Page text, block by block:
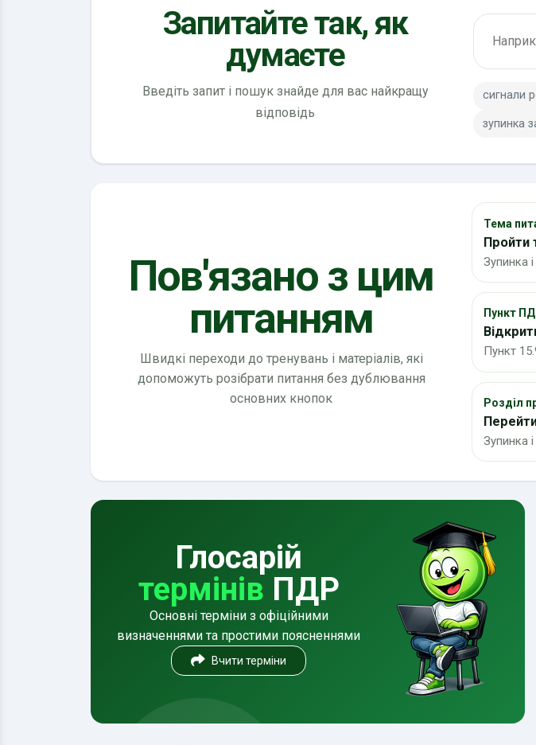
Запитайте так, як
думаєте
Введіть запит і пошук знайде для вас найкращу
відповідь
сигнали
зупинка
Пов'язано з цим
питанням
Швидкі переходи до тренувань і матеріалів, які
допоможуть розібрати питання без дублювання
основних кнопок
Тема
Пройти
Зупинка
Пункт
Пункт
Розділ
Зупинка
Глосарій
термінів ПДР
Основні терміни з офіційними
визначеннями та простими поясненнями
Вчити терміни